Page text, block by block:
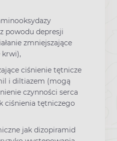
powodu depresji
zmniejszające
ciśnienie tętnicze
i diltiazem (mogą
czynności serca
ciśnienia tętniczego
jak dizopiramid